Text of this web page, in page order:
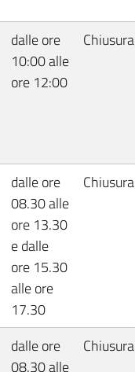
dalle ore
10:00 alle
ore 12:00
Chiusura
dalle ore
08.30 alle
ore 13.30
e dalle
ore 15.30
alle ore
17.30
Chiusura
dalle ore
08.30 alle
Chiusura